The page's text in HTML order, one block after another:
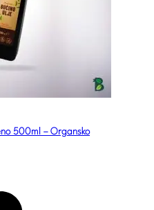
500ml – Organsko